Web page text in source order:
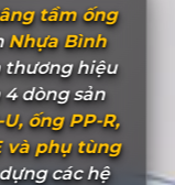
tầm ống
Nhựa Bình
hiệu
dòng sản
ống PP-R,
và phụ tùng
các hệ